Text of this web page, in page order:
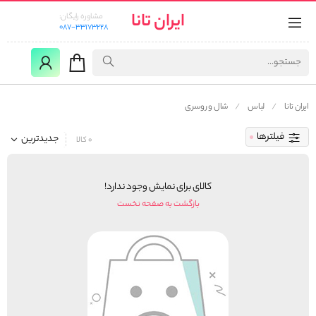
ایران تانا
مشاوره رایگان:
087-33173228
ایران تانا لباس شال و روسری
فیلترها جدیدترین 0 کالا
کالای برای نمایش وجود ندارد!
بازگشت به صفحه نخست